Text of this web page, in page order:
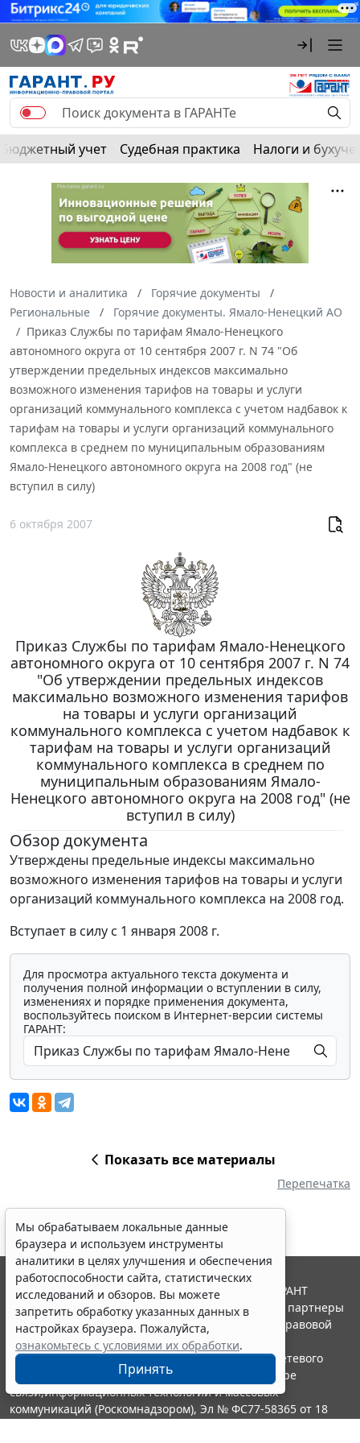
Бюджетный учет Судебная практика Налоги и
Новости и аналитика
Горячие документы
Региональные
Горячие документы. Ямало-Ненецкий АО
Приказ Службы по тарифам Ямало-Ненецкого
автономного округа от 10 сентября 2007 г. N 74 "Об
утверждении предельных индексов максимально
возможного изменения тарифов на товары и услуги
организаций коммунального комплекса с учетом надбавок к
тарифам на товары и услуги организаций коммунального
комплекса в среднем по муниципальным образованиям
Ямало-Ненецкого автономного округа на 2008 год" (не
вступил в силу)
6 октября 2007
Приказ Службы по тарифам Ямало-Ненецкого
автономного округа от 10 сентября 2007 г. N 74
"Об утверждении предельных индексов
максимально возможного изменения тарифов
на товары и услуги организаций
коммунального комплекса с учетом надбавок к
тарифам на товары и услуги организаций
коммунального комплекса в среднем по
муниципальным образованиям Ямало-
Ненецкого автономного округа на 2008 год" (не
вступил в силу)
Обзор документа
Утверждены предельные индексы максимально
возможного изменения тарифов на товары и услуги
организаций коммунального комплекса на 2008 год.
Вступает в силу с 1 января 2008 г.
Для просмотра актуального текста документа и
получения полной информации о вступлении в силу,
изменениях и порядке применения документа,
воспользуйтесь поиском в Интернет-версии системы
ГАРАНТ:
Показать все материалы
Перепечатка
Мы обрабатываем локальные данные
браузера и используем инструменты
аналитики в целях улучшения и обеспечения
работоспособности сайта, статистических
исследований и обзоров. Вы можете
запретить обработку указанных данных в
настройках браузера. Пожалуйста,
ознакомьтесь с условиями их обработки.
Принять
© ООО "НПП "ГАРАНТ-СЕРВИС", 2026. Система ГАРАНТ
выпускается с 1990 года. Компания "Гарант" и ее партнеры
являются участниками Российской ассоциации правовой
информации ГАРАНТ.
Портал ГАРАНТ.РУ зарегистрирован в качестве сетевого
издания Федеральной службой по надзору в сфере
связи,информационных технологий и массовых
коммуникаций (Роскомнадзором), Эл № ФС77-58365 от 18